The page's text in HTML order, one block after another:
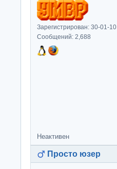
Зарегистрирован: 30-01-10
Сообщений: 2,688
Неактивен
Просто юзер